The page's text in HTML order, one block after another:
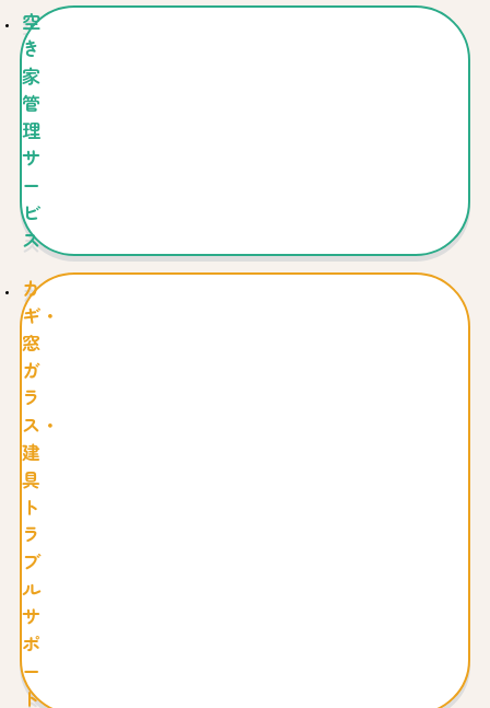
空
き
家
管
理
サ
ー
ビ
ス
カ
ギ・
窓
ガ
ラ
ス・
建
具
ト
ラ
ブ
ル
サ
ポ
ー
ト